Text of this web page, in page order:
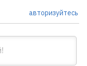
авторизуйтесь